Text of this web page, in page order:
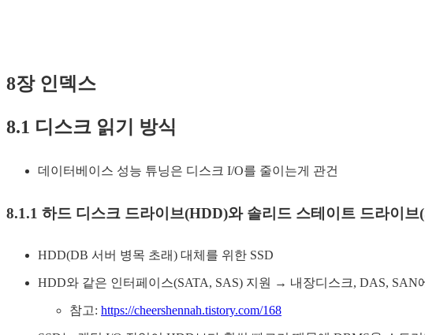
8장 인덱스
8.1 디스크 읽기 방식
데이터베이스 성능 튜닝은 디스크 I/O를 줄이는게 관건
8.1.1 하드 디스크 드라이브(HDD)와 솔리드 스테이트 드라이브
HDD(DB 서버 병목 초래) 대체를 위한 SSD
HDD와 같은 인터페이스(SATA, SAS) 지원 → 내장디스크, DAS, SAN
참고: https://cheershennah.tistory.com/168